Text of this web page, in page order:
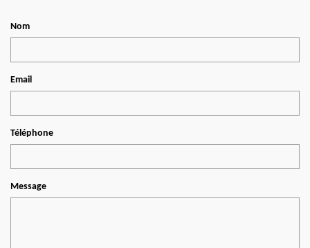
Nom
Email
Téléphone
Message